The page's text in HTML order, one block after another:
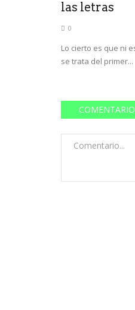
las letras
0
Lo cierto es que ni
se trata del primer...
Madrid: caos,
que afectaron a la
El
0